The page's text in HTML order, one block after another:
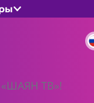
«ШАЯН ТВ»!